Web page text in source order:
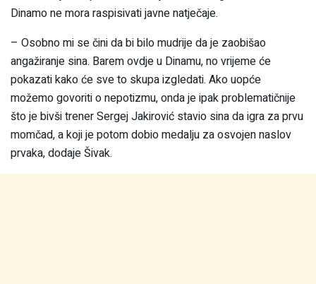
Dinamo ne mora raspisivati javne natječaje.
– Osobno mi se čini da bi bilo mudrije da je zaobišao
angažiranje sina. Barem ovdje u Dinamu, no vrijeme će
pokazati kako će sve to skupa izgledati. Ako uopće
možemo govoriti o nepotizmu, onda je ipak problematičnije
što je bivši trener Sergej Jakirović stavio sina da igra za prvu
momčad, a koji je potom dobio medalju za osvojen naslov
prvaka, dodaje Šivak.